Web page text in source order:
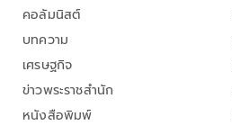
คอลัมนิสต์
บทความ
เศรษฐกิจ
ข่าวพระราชสำนัก
หนังสือพิมพ์